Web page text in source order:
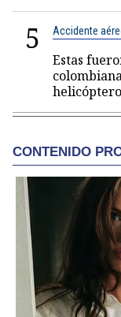
5 Accidente
Estas